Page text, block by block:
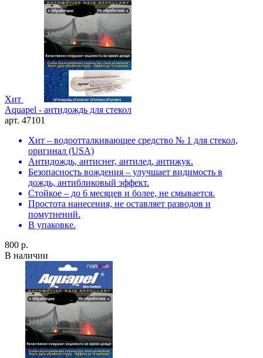
Хит
Aquapel - антидождь для стекол
арт. 47101
Хит – водоотталкивающее средство № 1 для стекол,
оригинал (USA)
Антидождь, антиснег, антилед, антижук.
Безопасность вождения – улучшает видимость в
дождь, антибликовый эффект.
Стойкое – до 6 месяцев и более, не смывается.
Простота нанесения, не оставляет разводов и
помутнений.
В упаковке.
800 р.
В наличии